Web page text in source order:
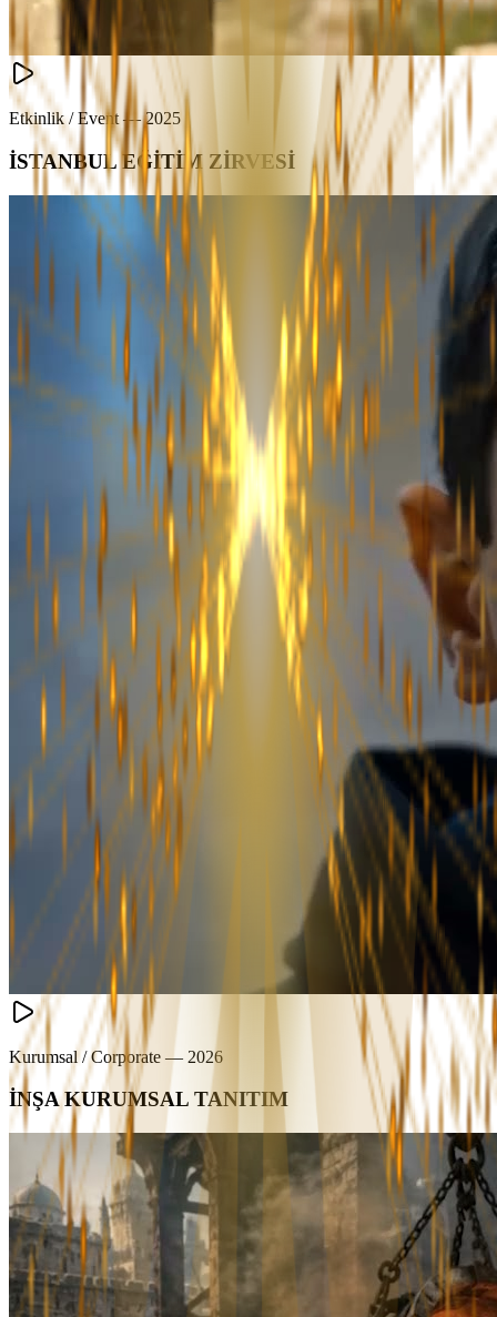
Etkinlik / Event —2025
İSTANBUL EĞİTİM ZİRVESİ
Kurumsal / Corporate — 2026
İNŞA KURUMSAL TANITIM